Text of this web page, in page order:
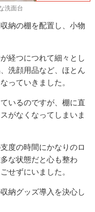
洗面台
納の棚を配置し、小物
経つにつれて細々とし
洗顔用品など、ほとん
っていきました。
いるのですが、棚に直
がなくなってしまいま
度の時間にかなりのロ
な状態だと心も整わ
せずにいました。
納グッズ導入を決心し